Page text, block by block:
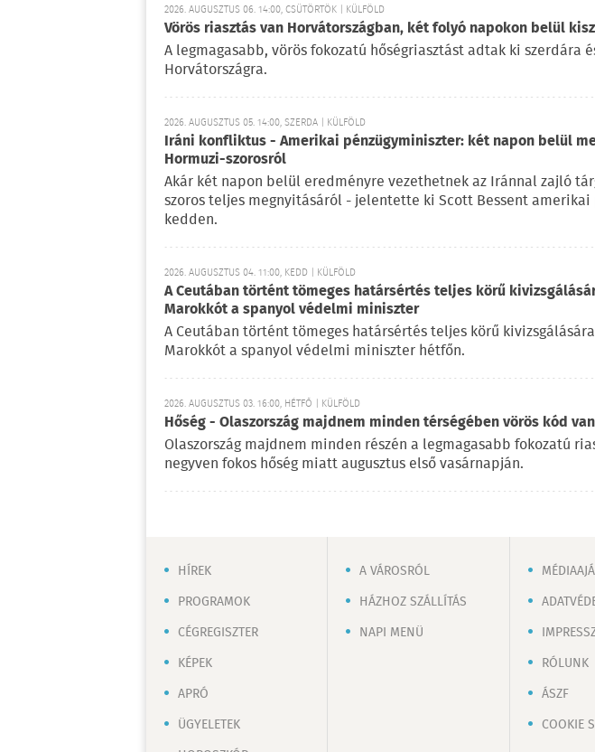
2026. AUGUSZTUS 06. 14:00, CSÜTÖRTÖK | KÜLFÖLD
Vörös riasztás van Horvátországban, két folyó napokon belül
A legmagasabb, vörös fokozatú hőségriasztást adtak ki szerdára
Horvátországra.
2026. AUGUSZTUS 05. 14:00, SZERDA | KÜLFÖLD
Iráni konfliktus - Amerikai pénzügyminiszter: két napon belül
Hormuzi-szorosról
Akár két napon belül eredményre vezethetnek az Iránnal zajló
szoros teljes megnyitásáról - jelentette ki Scott Bessent
kedden.
2026. AUGUSZTUS 04. 11:00, KEDD | KÜLFÖLD
A Ceutában történt tömeges határsértés teljes körű
Marokkót a spanyol védelmi miniszter
A Ceutában történt tömeges határsértés teljes körű
Marokkót a spanyol védelmi miniszter hétfőn.
2026. AUGUSZTUS 03. 16:00, HÉTFŐ | KÜLFÖLD
Hőség - Olaszország majdnem minden térségében vörös kód
Olaszország majdnem minden részén a legmagasabb fokozatú
negyven fokos hőség miatt augusztus első vasárnapján.
HÍREK
PROGRAMOK
CÉGREGISZTER
KÉPEK
APRÓ
ÜGYELETEK
A VÁROSRÓL
HÁZHOZ SZÁLLÍTÁS
NAPI MENÜ
RÓLUNK
ÁSZF
COOKIE